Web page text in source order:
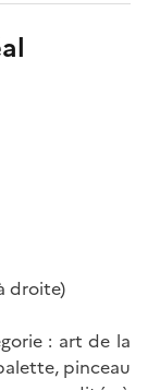
droite)
: art de la
pinceau